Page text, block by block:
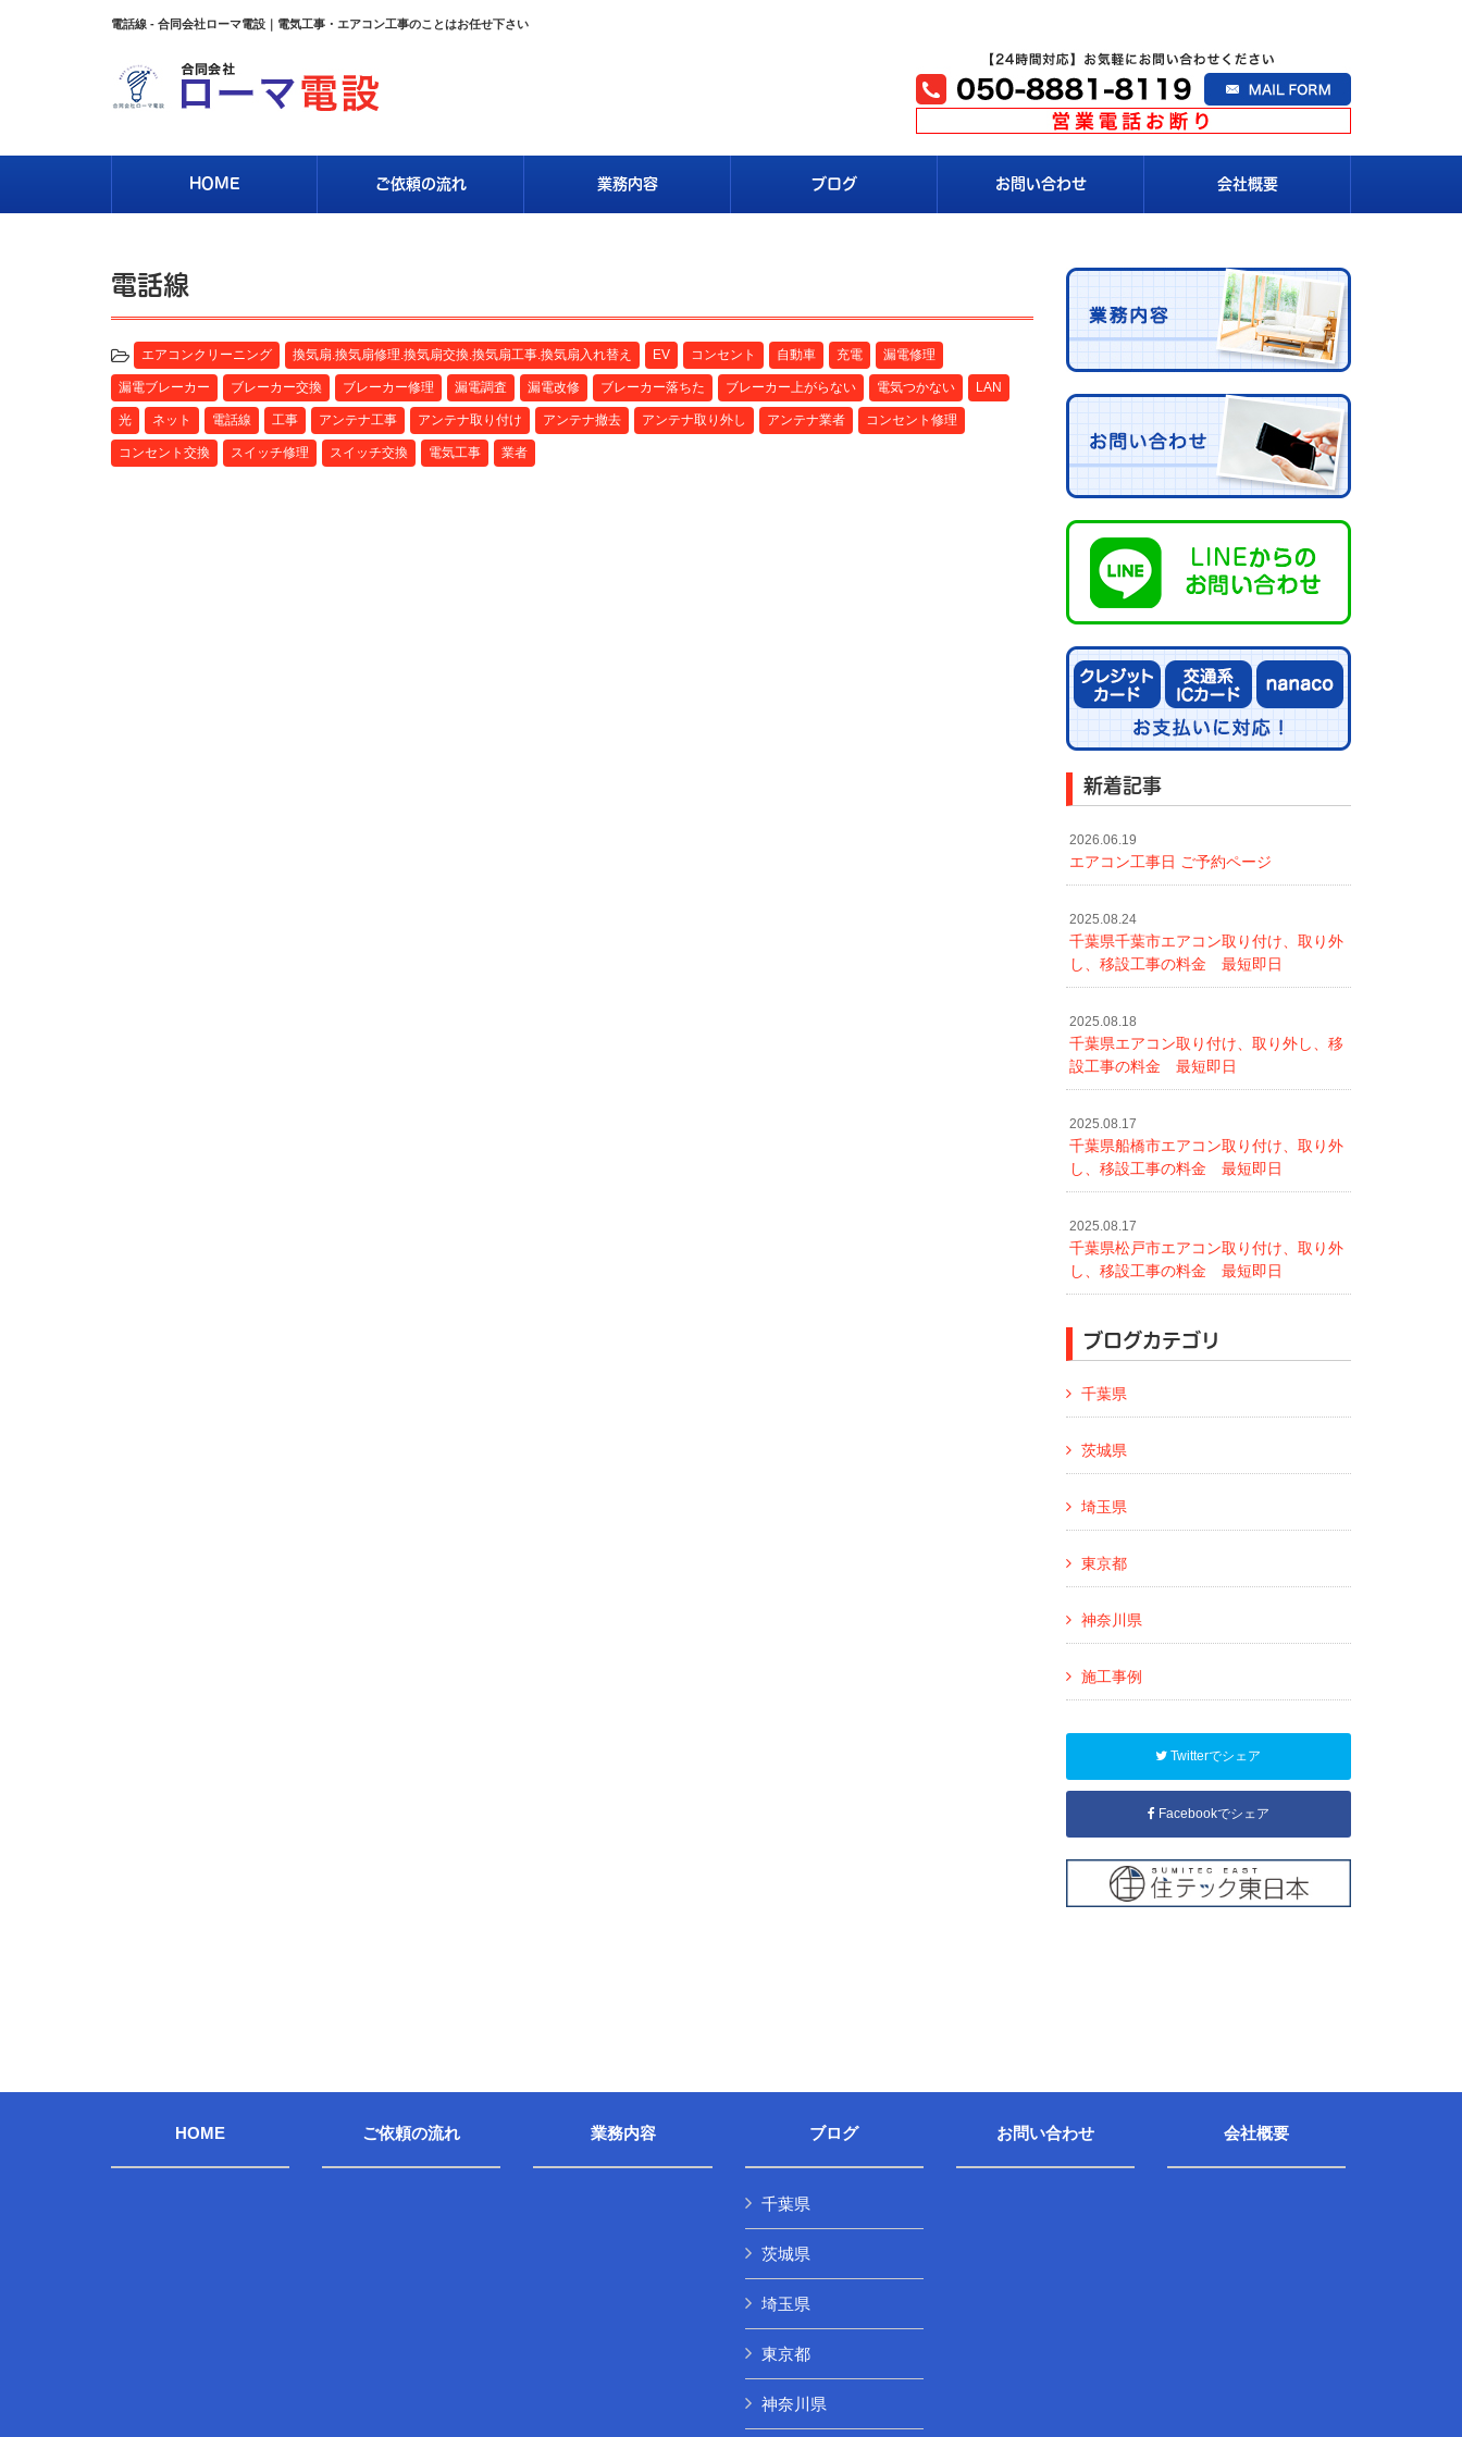
電話線 - 合同会社ローマ電設｜電気工事・エアコン工事のことはお任せ下さい
HOME ご依頼の流れ 業務内容 ブログ お問い合わせ 会社概要
電話線
エアコンクリーニング 換気扇.換気扇修理.換気扇交換.換気扇工事.換気扇入れ替え EV コンセント 自動車 充電 漏電修理
漏電ブレーカー ブレーカー交換 ブレーカー修理 漏電調査 漏電改修 ブレーカー落ちた ブレーカー上がらない 電気つかない LAN
光 ネット 電話線 工事 アンテナ工事 アンテナ取り付け アンテナ撤去 アンテナ取り外し アンテナ業者 コンセント修理
コンセント交換 スイッチ修理 スイッチ交換 電気工事 業者
新着記事
2026.06.19
エアコン工事日 ご予約ページ
2025.08.24
千葉県千葉市エアコン取り付け、取り外
し、移設工事の料金 最短即日
2025.08.18
千葉県エアコン取り付け、取り外し、移
設工事の料金 最短即日
2025.08.17
千葉県船橋市エアコン取り付け、取り外
し、移設工事の料金 最短即日
2025.08.17
千葉県松戸市エアコン取り付け、取り外
し、移設工事の料金 最短即日
ブログカテゴリ
千葉県
茨城県
埼玉県
東京都
神奈川県
施工事例
Twitterでシェア
Facebookでシェア
HOME ご依頼の流れ 業務内容 ブログ
千葉県
茨城県
埼玉県
東京都
神奈川県
お問い合わせ 会社概要